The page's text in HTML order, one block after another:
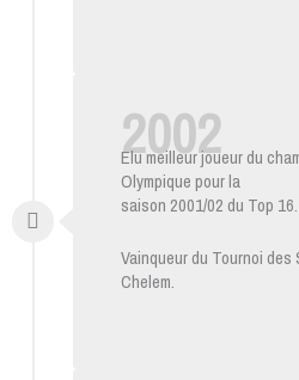
2002
Elu meilleur joueur du
Olympique pour la
saison 2001/02 du Top 16.
Vainqueur du Tournoi des
Chelem.